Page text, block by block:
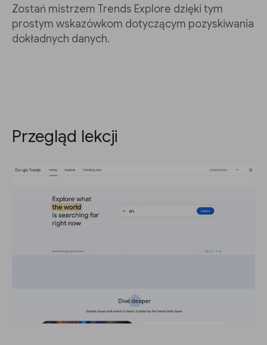
Zostań mistrzem Trends Explore dzięki tym
prostym wskazówkom dotyczącym pozyskiwania
dokładnych danych.
Przegląd lekcji